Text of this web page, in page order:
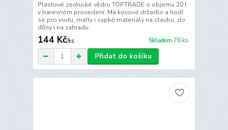
Plastové zednické vědro TOPTRADE o objemu 20 l
v barevném provedení. Má kovové držadlo a hodí
se pro vodu, malty i sypké materiály na stavbu, do
dílny i na zahradu.
144 Kč/ks Skladem 76 ks
Přidat do košíku